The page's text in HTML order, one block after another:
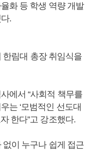
화 등 학생 역량 개발
.
한림대 총장 취임식을
에서 “사회적 책무를
는 ‘모범적인 선도대
한다”고 강조했다.
이 누구나 쉽게 접근